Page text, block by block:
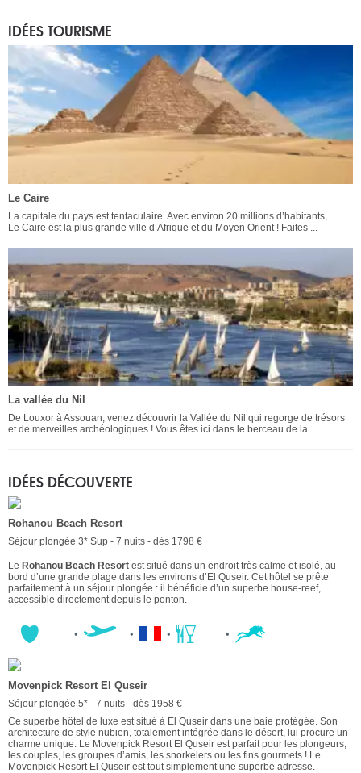
IDÉES TOURISME
Le Caire
La capitale du pays est tentaculaire. Avec environ 20 millions d’habitants,
Le Caire est la plus grande ville d’Afrique et du Moyen Orient ! Faites ...
La vallée du Nil
De Louxor à Assouan, venez découvrir la Vallée du Nil qui regorge de trésors
et de merveilles archéologiques ! Vous êtes ici dans le berceau de la ...
IDÉES DÉCOUVERTE
Rohanou Beach Resort
Séjour plongée 3* Sup - 7 nuits - dès 1798 €
Le Rohanou Beach Resort est situé dans un endroit très calme et isolé, au
bord d’une grande plage dans les environs d’El Quseir. Cet hôtel se prête
parfaitement à un séjour plongée : il bénéficie d’un superbe house-reef,
accessible directement depuis le ponton.
Movenpick Resort El Quseir
Séjour plongée 5* - 7 nuits - dès 1958 €
Ce superbe hôtel de luxe est situé à El Quseir dans une baie protégée. Son
architecture de style nubien, totalement intégrée dans le désert, lui procure un
charme unique. Le Movenpick Resort El Quseir est parfait pour les plongeurs,
les couples, les groupes d’amis, les snorkelers ou les fins gourmets ! Le
Movenpick Resort El Quseir est tout simplement une superbe adresse.